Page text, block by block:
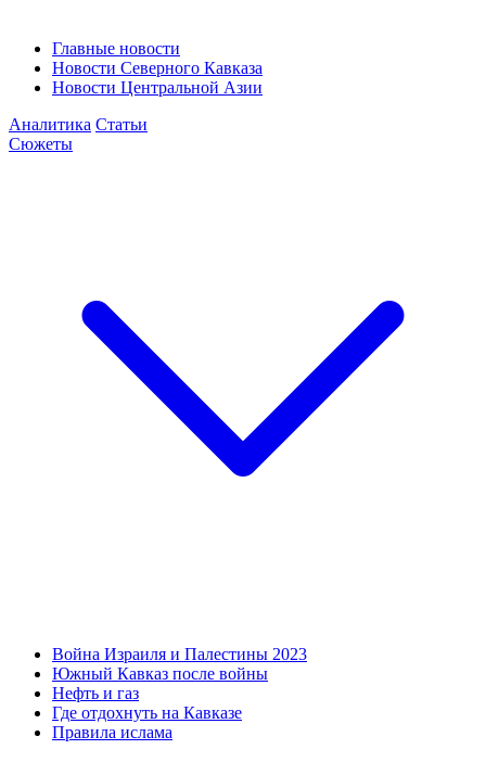
Главные новости
Новости Северного Кавказа
Новости Центральной Азии
Аналитика Статьи
Сюжеты
Война Израиля и Палестины 2023
Южный Кавказ после войны
Нефть и газ
Где отдохнуть на Кавказе
Правила ислама